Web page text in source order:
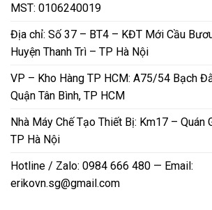
MST: 0106240019
Địa chỉ: Số 37 – BT4 – KĐT Mới Cầu
Huyện Thanh Trì – TP Hà Nội
VP – Kho Hàng TP HCM: A75/54 Bạch
Quận Tân Bình, TP HCM
Nhà Máy Chế Tạo Thiết Bị: Km17 – Quán
TP Hà Nội
Hotline / Zalo: 0984 666 480 — Email:
erikovn.sg@gmail.com